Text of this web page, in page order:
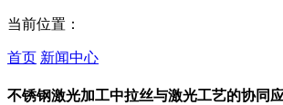
当前位置：
首页 新闻中心
不锈钢激光加工中拉丝与激光工艺的协同